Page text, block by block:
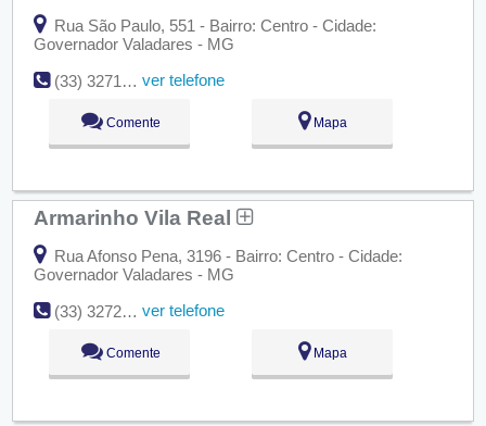
Rua São Paulo, 551 - Bairro: Centro - Cidade:
Governador Valadares - MG
(33) 3271-8716
ver telefone
Comente Mapa
Armarinho Vila Real
Rua Afonso Pena, 3196 - Bairro: Centro - Cidade:
Governador Valadares - MG
(33) 3272-5500
ver telefone
Comente Mapa